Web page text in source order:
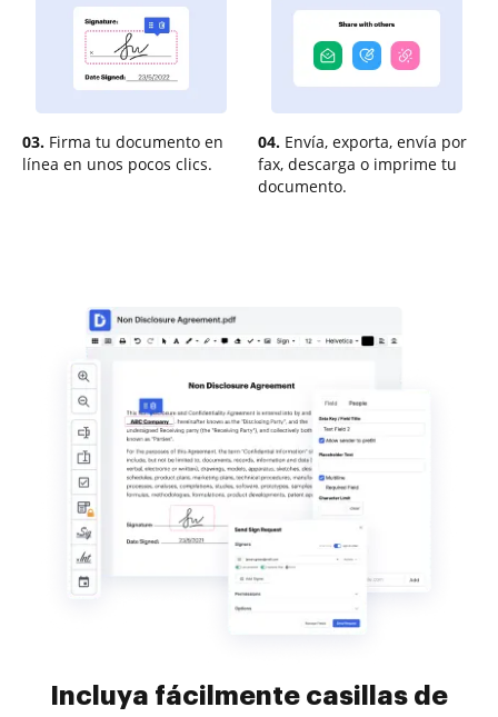
03. Firma tu documento en
línea en unos pocos clics.
04. Envía, exporta, envía por
fax, descarga o imprime tu
documento.
Incluya fácilmente casillas de